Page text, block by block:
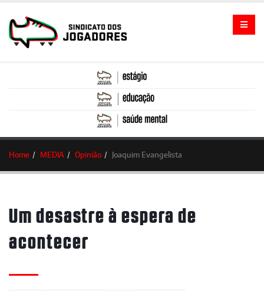
Home MEDIA Opinião Joaquim Evangelista
Um desastre à espera de
acontecer